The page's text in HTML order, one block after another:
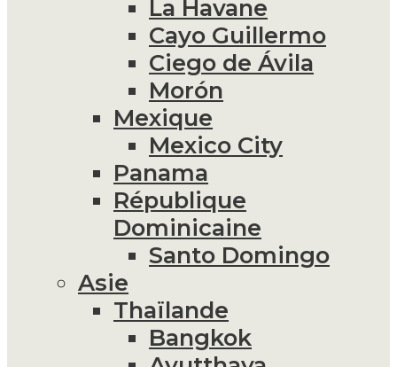
La Havane
Cayo Guillermo
Ciego de Ávila
Morón
Mexique
Mexico City
Panama
République
Dominicaine
Santo Domingo
Asie
Thaïlande
Bangkok